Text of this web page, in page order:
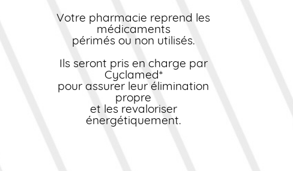
Votre pharmacie reprend les
médicaments
périmés ou non utilisés.
Ils seront pris en charge par
Cyclamed*
pour assurer leur élimination
propre
et les revaloriser
énergétiquement.